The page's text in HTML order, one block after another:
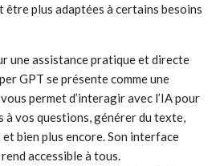
être plus adaptées à certains besoins
une assistance pratique et directe
GPT se présente comme une
permet d’interagir avec l’IA pour
à vos questions, générer du texte,
bien plus encore. Son interface
accessible à tous.